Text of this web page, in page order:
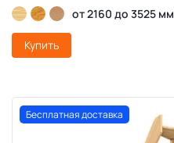
от 2160 до 3525 мм
Купить
Бесплатная доставка